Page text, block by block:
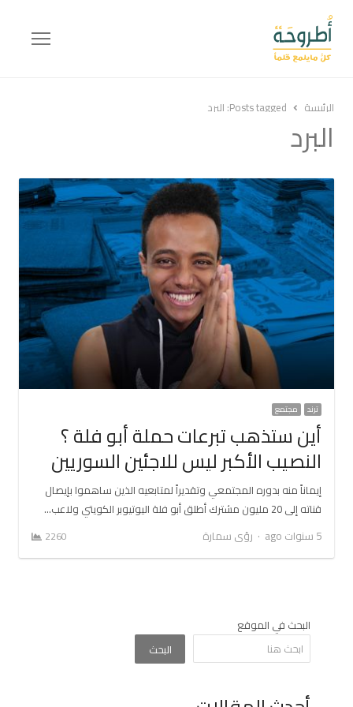
Menu
الرئيسة Posts tagged: البرد
البرد
ترند مجتمع
أين ستذهب تبرعات حملة أبو فلة ؟
النصيب الأكبر ليس للاجئين السوريين
إيماناً منه بدوره المجتمعي وتقديراً لمتابعيه الذين ساهموا بإيصال
قناته إلى 20 مليون مشترك أطلق أبو فلة اليوتيوبر الكويتي ولاعب…
5 سنوات ago
Author
رؤى سمارة 2260
البحث في الموقع
البحث